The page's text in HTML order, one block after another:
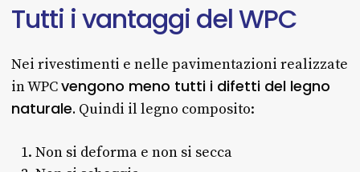
Tutti ivantaggi delWPC
Nei rivestimenti e nelle pavimentazioni realizzate
in WPCvengono meno tutti i difetti del legno
naturale. Quindi il legno composito:
Non si deforma e non si secca